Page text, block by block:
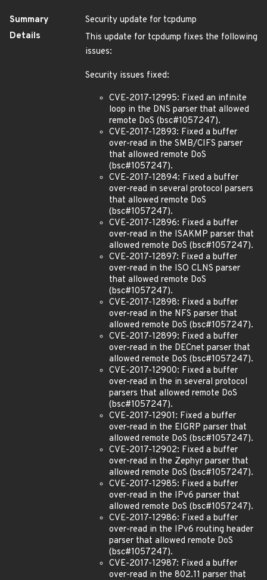
Summary
Security update for tcpdump
Details
This update for tcpdump fixes the following
issues:
Security issues fixed:
CVE-2017-12995: Fixed an infinite
loop in the DNS parser that allowed
remote DoS (bsc#1057247).
CVE-2017-12893: Fixed a buffer
over-read in the SMB/CIFS parser
that allowed remote DoS
(bsc#1057247).
CVE-2017-12894: Fixed a buffer
over-read in several protocol parsers
that allowed remote DoS
(bsc#1057247).
CVE-2017-12896: Fixed a buffer
over-read in the ISAKMP parser that
allowed remote DoS (bsc#1057247).
CVE-2017-12897: Fixed a buffer
over-read in the ISO CLNS parser
that allowed remote DoS
(bsc#1057247).
CVE-2017-12898: Fixed a buffer
over-read in the NFS parser that
allowed remote DoS (bsc#1057247).
CVE-2017-12899: Fixed a buffer
over-read in the DECnet parser that
allowed remote DoS (bsc#1057247).
CVE-2017-12900: Fixed a buffer
over-read in the in several protocol
parsers that allowed remote DoS
(bsc#1057247).
CVE-2017-12901: Fixed a buffer
over-read in the EIGRP parser that
allowed remote DoS (bsc#1057247).
CVE-2017-12902: Fixed a buffer
over-read in the Zephyr parser that
allowed remote DoS (bsc#1057247).
CVE-2017-12985: Fixed a buffer
over-read in the IPv6 parser that
allowed remote DoS (bsc#1057247).
CVE-2017-12986: Fixed a buffer
over-read in the IPv6 routing header
parser that allowed remote DoS
(bsc#1057247).
CVE-2017-12987: Fixed a buffer
over-read in the 802.11 parser that